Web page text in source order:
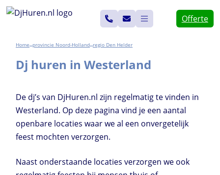
Ga
inhoud
Offerte
Home>> Noord-Holland>> Den Helder
Dj huren in Westerland
De dj’s van DjHuren.nl zijn regelmatig te vinden in
Westerland. Op deze pagina vind je een aantal
openbare locaties waar we al een onvergetelijk
feest mochten verzorgen.
Naast onderstaande locaties verzorgen we ook